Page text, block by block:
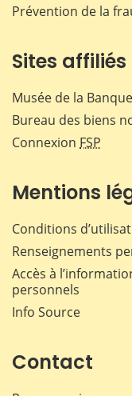
Prévention de la
Sites affiliés
Musée de la
Bureau des biens
Connexion FSP
Mentions
Conditions
Renseignements
Accès à
personnels
Info Source
Contact